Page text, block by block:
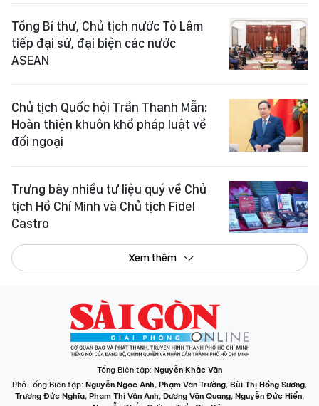
Tổng Bí thư, Chủ tịch nước Tô Lâm
tiếp đại sứ, đại biện các nước
ASEAN
Chủ tịch Quốc hội Trần Thanh Mẫn:
Hoàn thiện khuôn khổ pháp luật về
đối ngoại
Trưng bày nhiều tư liệu quý về Chủ
tịch Hồ Chí Minh và Chủ tịch Fidel
Castro
Xem thêm
Tổng Biên tập: Nguyễn Khắc Văn
Phó Tổng Biên tập: Nguyễn Ngọc Anh, Phạm Văn Trường, Bùi Thị Hồng Sương,
Trương Đức Nghĩa, Phạm Thị Vân Anh, Dương Văn Quang, Nguyễn Đức Hiển,